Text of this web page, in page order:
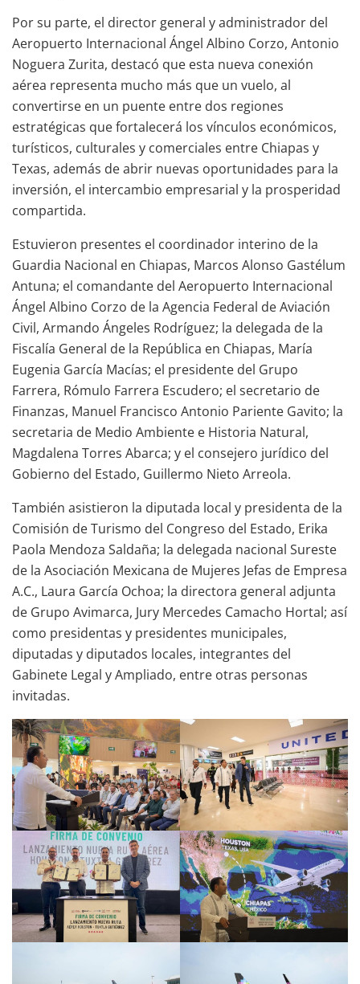
Por su parte, el director general y administrador del
Aeropuerto Internacional Ángel Albino Corzo, Antonio
Noguera Zurita, destacó que esta nueva conexión
aérea representa mucho más que un vuelo, al
convertirse en un puente entre dos regiones
estratégicas que fortalecerá los vínculos económicos,
turísticos, culturales y comerciales entre Chiapas y
Texas, además de abrir nuevas oportunidades para la
inversión, el intercambio empresarial y la prosperidad
compartida.
Estuvieron presentes el coordinador interino de la
Guardia Nacional en Chiapas, Marcos Alonso Gastélum
Antuna; el comandante del Aeropuerto Internacional
Ángel Albino Corzo de la Agencia Federal de Aviación
Civil, Armando Ángeles Rodríguez; la delegada de la
Fiscalía General de la República en Chiapas, María
Eugenia García Macías; el presidente del Grupo
Farrera, Rómulo Farrera Escudero; el secretario de
Finanzas, Manuel Francisco Antonio Pariente Gavito; la
secretaria de Medio Ambiente e Historia Natural,
Magdalena Torres Abarca; y el consejero jurídico del
Gobierno del Estado, Guillermo Nieto Arreola.
También asistieron la diputada local y presidenta de la
Comisión de Turismo del Congreso del Estado, Erika
Paola Mendoza Saldaña; la delegada nacional Sureste
de la Asociación Mexicana de Mujeres Jefas de Empresa
A.C., Laura García Ochoa; la directora general adjunta
de Grupo Avimarca, Jury Mercedes Camacho Hortal; así
como presidentas y presidentes municipales,
diputadas y diputados locales, integrantes del
Gabinete Legal y Ampliado, entre otras personas
invitadas.